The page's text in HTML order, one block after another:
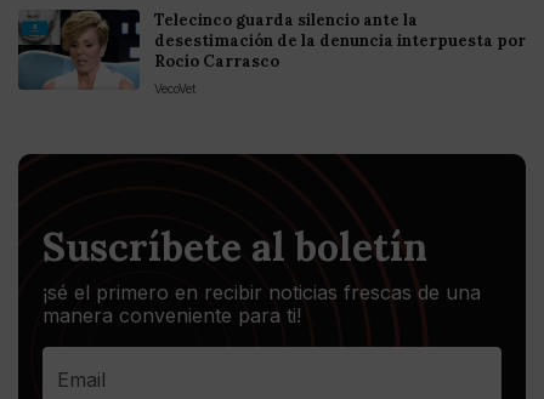
Telecinco guarda silencio ante la
desestimación de la denuncia interpuesta por
Rocío Carrasco
VecoVet
Suscríbete al boletín
¡sé el primero en recibir noticias frescas de una
manera conveniente para ti!